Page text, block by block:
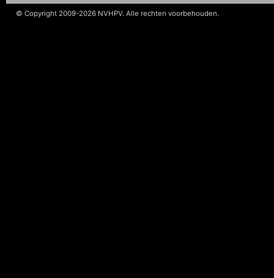
© Copyright 2009-2026 NVHPV. Alle rechten voorbehouden.